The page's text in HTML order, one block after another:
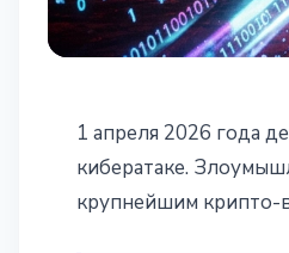
Drift
1 апреля 2026 года
кибератаке.
крупнейшим крипто-